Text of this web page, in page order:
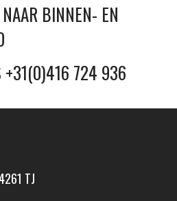
BINNEN- EN
+31(0)416 724 936
TJ